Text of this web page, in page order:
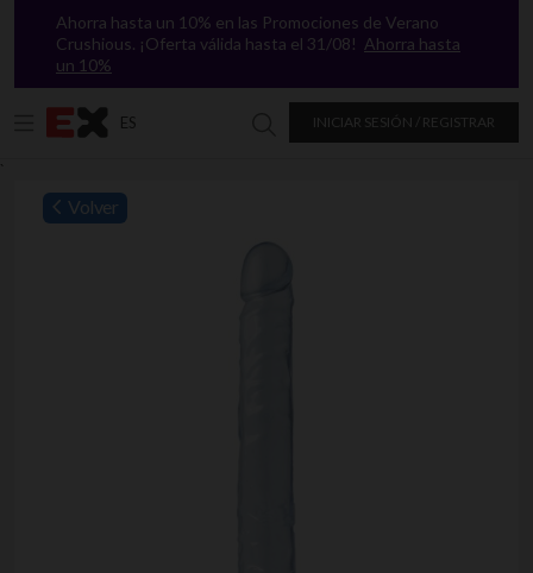
`
Ahorra hasta un 10% en las Promociones de Verano
Crushious. ¡Oferta válida hasta el 31/08! Ahorra hasta
un 10%
ES INICIAR SESIÓN / REGISTRAR
Buscar en Excitasy
Volver